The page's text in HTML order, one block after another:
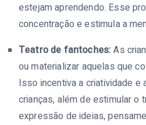
estejam aprendendo. Esse
concentração e estimula a
Teatro de fantoches:As
ou materializar aquelas que
Isso incentiva a criatividade
crianças, além de estimular o
expressão de ideias,